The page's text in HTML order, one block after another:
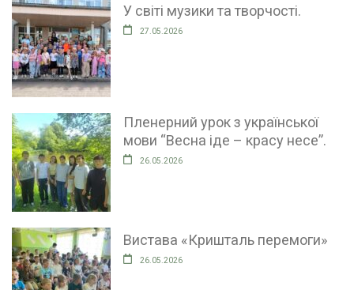
У світі музики та творчості.
27.05.2026
Пленерний урок з української
мови “Весна іде – красу несе”.
26.05.2026
Вистава «Кришталь перемоги»
26.05.2026